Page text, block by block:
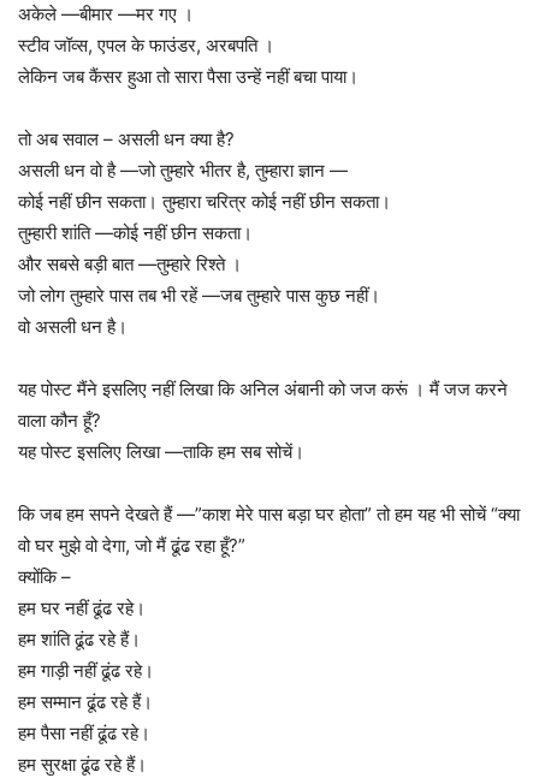
अकेले —बीमार —मर गए ।
स्टीव जॉव्स, एपल के फाउंडर, अरबपति ।
लेकिन जब कैंसर हुआ तो सारा पैसा उन्हें नहीं बचा पाया।
तो अब सवाल – असली धन क्या है?
असली धन वो है —जो तुम्हारे भीतर है, तुम्हारा ज्ञान —
कोई नहीं छीन सकता। तुम्हारा चरित्र कोई नहीं छीन सकता।
तुम्हारी शांति —कोई नहीं छीन सकता।
और सबसे बड़ी बात —तुम्हारे रिश्ते ।
जो लोग तुम्हारे पास तब भी रहें —जब तुम्हारे पास कुछ नहीं।
वो असली धन है।
यह पोस्ट मैंने इसलिए नहीं लिखा कि अनिल अंबानी को जज करूं । मैं जज करने
वाला कौन हूँ?
यह पोस्ट इसलिए लिखा —ताकि हम सब सोचें।
कि जब हम सपने देखते हैं —”काश मेरे पास बड़ा घर होता” तो हम यह भी सोचें “क्या
वो घर मुझे वो देगा, जो मैं ढूंढ रहा हूँ?”
क्योंकि –
हम घर नहीं ढूंढ रहे।
हम शांति ढूंढ रहे हैं।
हम गाड़ी नहीं ढूंढ रहे।
हम सम्मान ढूंढ रहे हैं।
हम पैसा नहीं ढूंढ रहे।
हम सुरक्षा ढूंढ रहे हैं।